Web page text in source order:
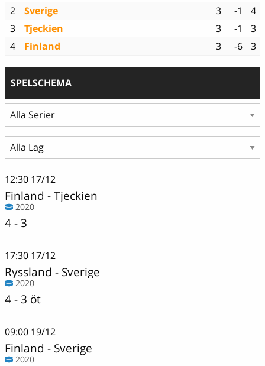
2
Sverige 3 -1
4
3
Tjeckien 3 -1
3
4
Finland 3 -6 3
SPELSCHEMA
12:30 17/12
Finland -Tjeckien
2020
4 - 3
17:30 17/12
Ryssland - Sverige
2020
4 - 3 öt
09:00 19/12
Finland - Sverige
2020